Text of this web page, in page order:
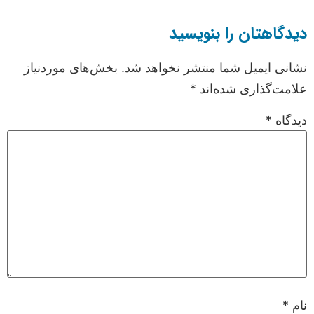
دیدگاهتان را بنویسید
نشانی ایمیل شما منتشر نخواهد شد. بخش‌های موردنیاز
علامت‌گذاری شده‌اند *
دیدگاه *
نام *